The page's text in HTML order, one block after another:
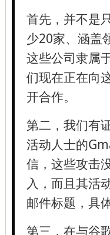
首先，并不是
少20家、涵盖
这些公司隶属
们现在正在向
开合作。
第二，我们有
活动人士的
信，这些攻击
入，而且其活
邮件标题，具
第三，在与谷